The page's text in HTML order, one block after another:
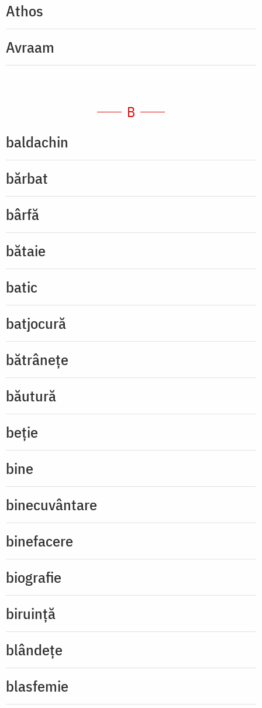
Athos
Avraam
B
baldachin
bărbat
bârfă
bătaie
batic
batjocură
bătrânețe
băutură
beție
bine
binecuvântare
binefacere
biografie
biruință
blândețe
blasfemie